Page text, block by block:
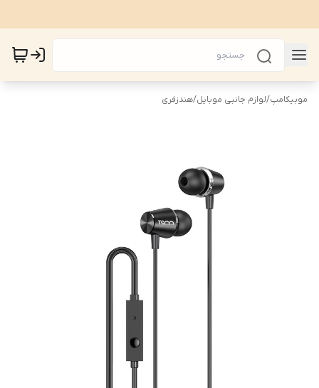
موبیکامپ/لوازم جانبی موبایل/هندزفری